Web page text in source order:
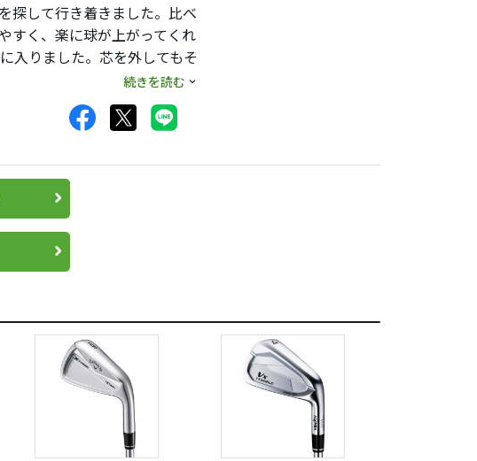
探して行き着きました。比べ
すく、楽に球が上がってくれ
入りました。芯を外してもそ
シャフトも中調子なので、好
。
続きを読む